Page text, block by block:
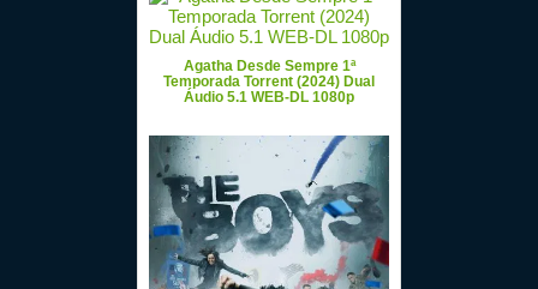
Agatha Desde Sempre 1ª
Temporada Torrent (2024) Dual
Áudio 5.1 WEB-DL 1080p